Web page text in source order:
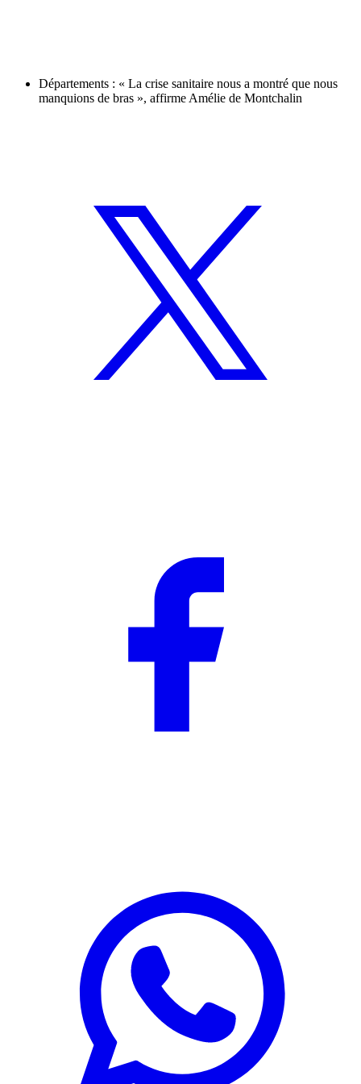
Départements : « La crise sanitaire nous a montré que nous
manquions de bras », affirme Amélie de Montchalin